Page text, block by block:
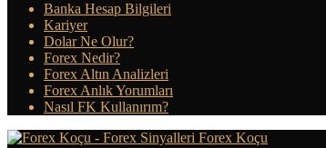
Banka Hesap Bilgileri
Kariyer
Dolar Ne Olur?
Forex Nedir?
Forex Altın Analizleri
Forex Anlık Yorumları
Nasıl FK Kullanırım?
Forex Koçu